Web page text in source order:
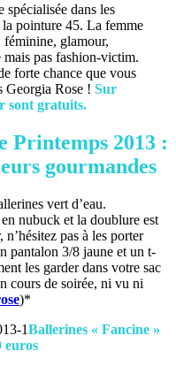
spécialisée dans les
pointure 45. La femme
féminine, glamour,
mais pas fashion-victim.
forte chance que vous
Georgia Rose ! Sur
sont gratuits.
Printemps 2013 :
gourmandes
vert d’eau.
nubuck et la doublure est
pas à les porter
pantalon 3/8 jaune et un t-
les garder dans votre sac
cours de soirée, ni vu ni
)*
Ballerines « Fancine »
euros